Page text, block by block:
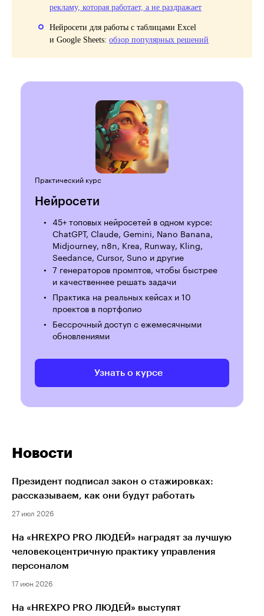
рекламу, которая работает, а не раздражает
Нейросети для работы с таблицами Excel
и Google Sheets:обзор популярных решений
Практический курс
Нейросети
45+ топовых нейросетей в одном курсе:
ChatGPT, Claude, Gemini, Nano Banana,
Midjourney, n8n, Krea, Runway, Kling,
Seedance, Cursor, Suno и другие
7 генераторов промптов, чтобы быстрее
и качественнее решать задачи
Практика на реальных кейсах и 10
проектов в портфолио
Бессрочный доступ с ежемесячными
обновлениями
Узнать о курсе
Новости
Президент подписал закон о стажировках:
рассказываем, как они будут работать
27 июл 2026
На «HREXPO PRO ЛЮДЕЙ» наградят за лучшую
человекоцентричную практику управления
персоналом
17 июн 2026
На «HREXPO PRO ЛЮДЕЙ» выступят